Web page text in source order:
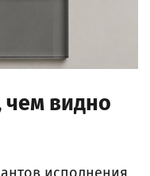
чем видно